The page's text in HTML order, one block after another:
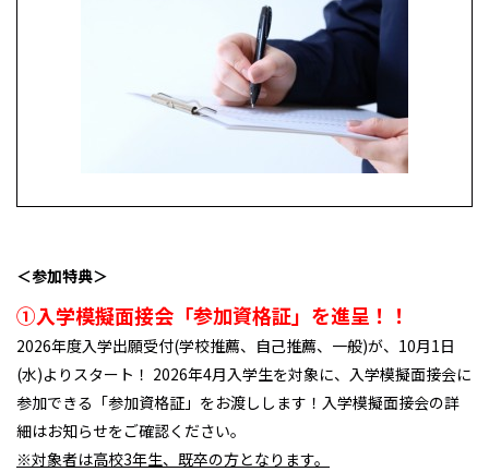
＜参加特典＞
①入学模擬面接会「参加資格証」を進呈！！
2026年度入学出願受付(学校推薦、自己推薦、一般)が、10月1日
(水)よりスタート！ 2026年4月入学生を対象に、入学模擬面接会に
参加できる「参加資格証」をお渡しします！入学模擬面接会の詳
細はお知らせをご確認ください。
※対象者は高校3年生、既卒の方となります。